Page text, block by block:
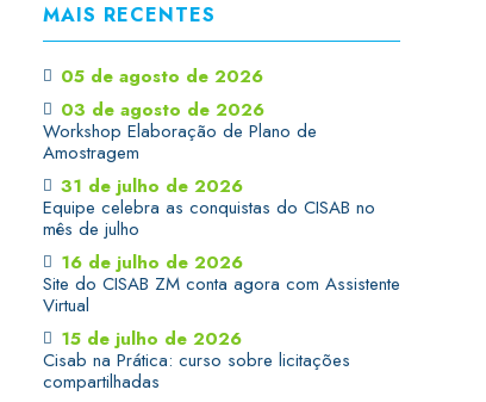
MAIS RECENTES
05 de agosto de 2026
03 de agosto de 2026
Workshop Elaboração de Plano de
Amostragem
31 de julho de 2026
Equipe celebra as conquistas do CISAB no
mês de julho
16 de julho de 2026
Site do CISAB ZM conta agora com Assistente
Virtual
15 de julho de 2026
Cisab na Prática: curso sobre licitações
compartilhadas